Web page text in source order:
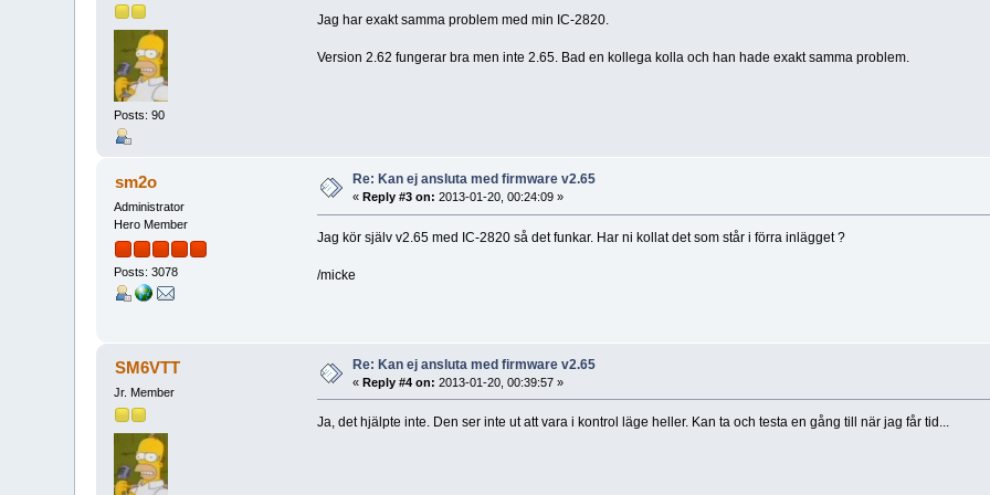
Posts: 90
Jag har exakt samma problem med min IC-2820.
Version 2.62 fungerar bra men inte 2.65. Bad en kollega kolla och han hade exakt samma problem.
sm2o
Administrator
Hero Member
Posts: 3078
Re: Kan ej ansluta med firmware v2.65
« Reply #3 on: 2013-01-20, 00:24:09 »
Jag kör själv v2.65 med IC-2820 så det funkar. Har ni kollat det som står i förra inlägget ?
/micke
SM6VTT
Jr. Member
Re: Kan ej ansluta med firmware v2.65
«Reply #4 on: 2013-01-20, 00:39:57 »
Ja, det hjälpte inte. Den ser inte ut att vara i kontrol läge heller. Kan ta och testa en gång till när jag får tid...